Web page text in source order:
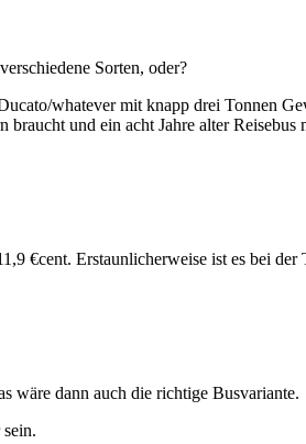
Sorten, oder?
whatever mit knapp drei Tonnen
und ein acht Jahre alter
€cent. Erstaunlicherweise ist es bei
wäre dann auch die richtige Busvariante.